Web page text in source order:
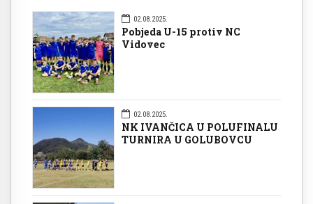
02.08.2025.
Pobjeda U-15 protiv NC
Vidovec
02.08.2025.
NK IVANČICA U POLUFINALU
TURNIRA U GOLUBOVCU